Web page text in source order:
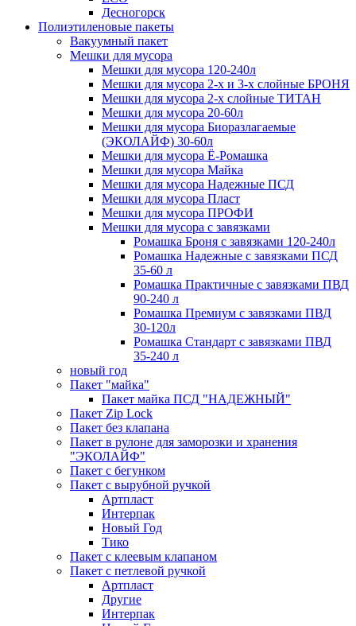
Десногорск
Полиэтиленовые пакеты
Вакуумный пакет
Мешки для мусора
Мешки для мусора 120-240л
Мешки для мусора 2-х и 3-х слойные БРОНЯ
Мешки для мусора 2-х слойные ТИТАН
Мешки для мусора 20-60л
Мешки для мусора Биоразлагаемые
(ЭКОЛАЙФ) 30-60л
Мешки для мусора Ё-Ромашка
Мешки для мусора Майка
Мешки для мусора Надежные ПСД
Мешки для мусора Пласт
Мешки для мусора ПРОФИ
Мешки для мусора с завязками
Ромашка Броня с завязками 120-240л
Ромашка Надежные с завязками ПСД
35-60 л
Ромашка Практичные с завязками ПВД
90-240 л
Ромашка Премиум с завязками ПВД
30-120л
Ромашка Стандарт с завязками ПВД
35-240 л
новый год
Пакет "майка"
Пакет майка ПСД "НАДЕЖНЫЙ"
Пакет Zip Lock
Пакет без клапана
Пакет в рулоне для заморозки и хранения
"ЭКОЛАЙФ"
Пакет с бегунком
Пакет с вырубной ручкой
Артпласт
Интерпак
Новый Год
Тико
Пакет с клеевым клапаном
Пакет с петлевой ручкой
Артпласт
Другие
Интерпак